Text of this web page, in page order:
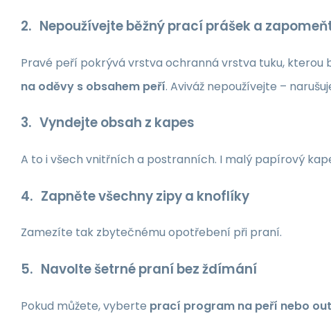
2. Nepoužívejte běžný prací prášek a
Pravé peří pokrývá vrstva ochranná vrstva tuku, kterou
na oděvy s obsahem peří. Aviváž nepoužívejte –
3. Vyndejte obsah z kapes
A to i všech vnitřních a postranních. I malý papírový
4. Zapněte všechny zipy a knoflíky
Zamezíte tak zbytečnému opotřebení při praní.
5. Navolte šetrné praní bez ždímání
Pokud můžete, vyberte prací program na peří nebo